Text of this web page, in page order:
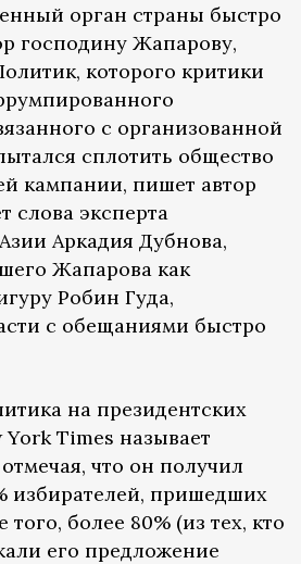
орган страны быстро
господину Жапарову,
которого критики
с организованной
сплотить общество
кампании, пишет автор
слова эксперта
Аркадия Дубнова,
Жапарова как
Робин Гуда,
с обещаниями быстро
на президентских
Times называет
что он получил
избирателей, пришедших
того, более 80% (из тех, кто
его предложение